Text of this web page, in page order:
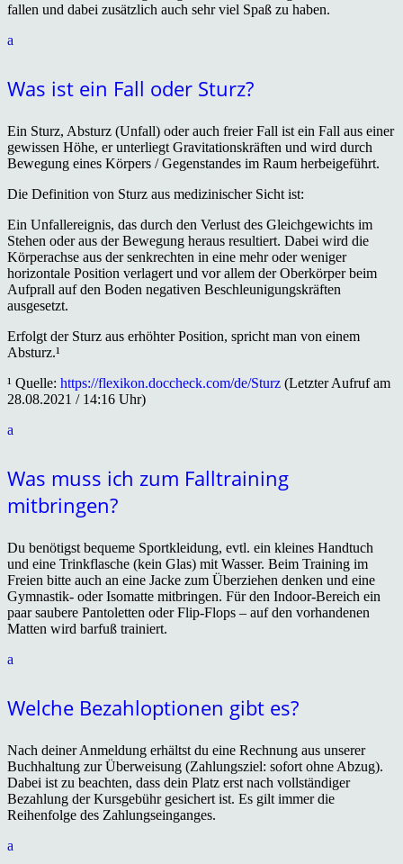
fallen und dabei zusätzlich auch sehr viel Spaß zu haben.
a
Was ist ein Fall oder Sturz?
Ein Sturz, Absturz (Unfall) oder auch freier Fall ist ein Fall aus einer
gewissen Höhe, er unterliegt Gravitationskräften und wird durch
Bewegung eines Körpers / Gegenstandes im Raum herbeigeführt.
Die Definition von Sturz aus medizinischer Sicht ist:
Ein Unfallereignis, das durch den Verlust des Gleichgewichts im
Stehen oder aus der Bewegung heraus resultiert. Dabei wird die
Körperachse aus der senkrechten in eine mehr oder weniger
horizontale Position verlagert und vor allem der Oberkörper beim
Aufprall auf den Boden negativen Beschleunigungskräften
ausgesetzt.
Erfolgt der Sturz aus erhöhter Position, spricht man von einem
Absturz.¹
¹ Quelle: https://flexikon.doccheck.com/de/Sturz (Letzter Aufruf am
28.08.2021 / 14:16 Uhr)
a
Was muss ich zum Falltraining
mitbringen?
Du benötigst bequeme Sportkleidung, evtl. ein kleines Handtuch
und eine Trinkflasche (kein Glas) mit Wasser. Beim Training im
Freien bitte auch an eine Jacke zum Überziehen denken und eine
Gymnastik- oder Isomatte mitbringen. Für den Indoor-Bereich ein
paar saubere Pantoletten oder Flip-Flops – auf den vorhandenen
Matten wird barfuß trainiert.
a
Welche Bezahloptionen gibt es?
Nach deiner Anmeldung erhältst du eine Rechnung aus unserer
Buchhaltung zur Überweisung (Zahlungsziel: sofort ohne Abzug).
Dabei ist zu beachten, dass dein Platz erst nach vollständiger
Bezahlung der Kursgebühr gesichert ist. Es gilt immer die
Reihenfolge des Zahlungseinganges.
a